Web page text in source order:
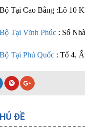
Tại Cao Bằng :Lô 10
Tại Vĩnh Phúc : Số
Tại Phú Quốc : Tổ 4,
ĐỀ